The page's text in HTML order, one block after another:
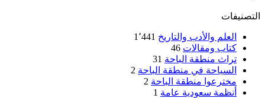
التصنيفات
العلم والأدب والتاريخ 1٬441
كتاب ومقالات 46
تراث منطقة الباحة 31
السياحة في منطقة الباحة 2
مخترعوا منطقة الباحة 2
أنظمة سعودية عامة 1